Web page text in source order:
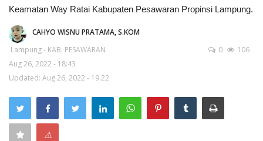
Warkop Digital
Pelanggaran
Ketertiban
Keamanan
Kejahatan
Keamatan Way Ratai Kabupaten Pesawaran Propinsi Lampung.
CAHYO WISNU PRATAMA, S.KOM
Lampung - KAB. PESAWARAN
Aug 26, 2022 - 18:43
Updated: Aug 26, 2022 - 19:22
0 106
⚠